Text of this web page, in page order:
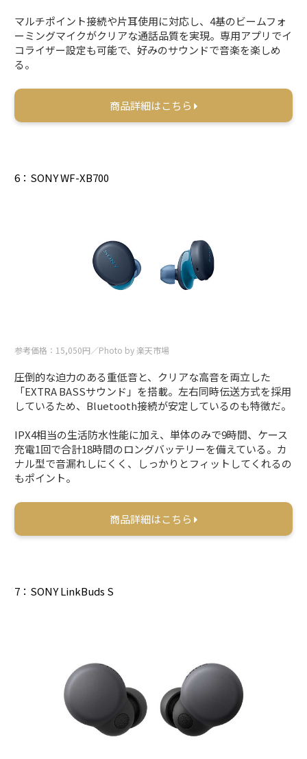
マルチポイント接続や片耳使用に対応し、4基のビームフォ
ーミングマイクがクリアな通話品質を実現。専用アプリでイ
コライザー設定も可能で、好みのサウンドで音楽を楽しめ
る。
商品詳細はこちら
6：SONY WF-XB700
参考価格：15,050円／Photo by 楽天市場
圧倒的な迫力のある重低音と、クリアな高音を両立した
「EXTRA BASSサウンド」を搭載。左右同時伝送方式を採用
しているため、Bluetooth接続が安定しているのも特徴だ。
IPX4相当の生活防水性能に加え、単体のみで9時間、ケース
充電1回で合計18時間のロングバッテリーを備えている。カ
ナル型で音漏れしにくく、しっかりとフィットしてくれるの
もポイント。
商品詳細はこちら
7：SONY LinkBuds S